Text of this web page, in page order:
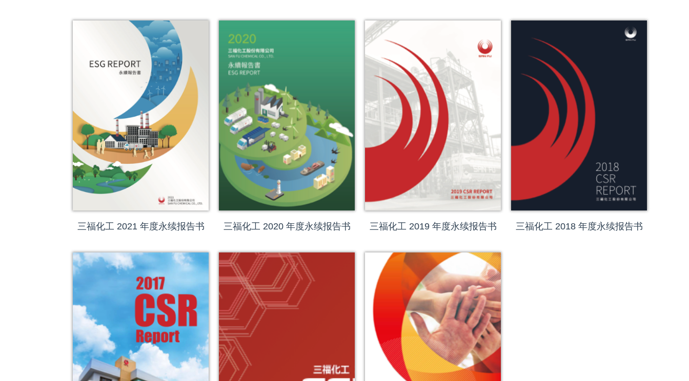
三福化工 2021 年度永续报告书 三福化工 2020 年度永续报告书 三福化工 2019 年度永续报告书 三福化工 2018 年度永续报告书